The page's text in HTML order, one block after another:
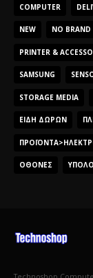
COMPUTER
NEW NO BRAND
PRINTER &
SAMSUNG
STORAGE MEDIA
ΕΊΔΗ ΔΏΡΩΝ
ΟΘΌΝΕΣ